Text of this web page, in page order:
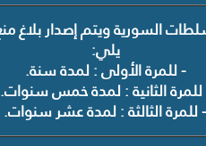
السورية ويتم إصدار بلاغ
يلي:
- للمرة الأولى : لمدة سنة.
الثانية : لمدة خمس سنوات.
- للمرة الثالثة : لمدة عشر سنوات.